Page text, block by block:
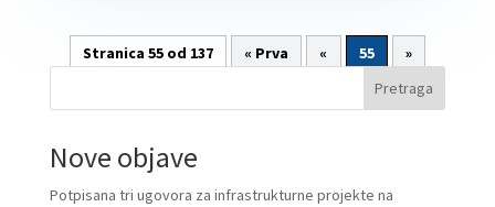
Stranica 55 od 137 « Prva « 55
»
Pretraga
Nove objave
Potpisana tri ugovora za infrastrukturne projekte na